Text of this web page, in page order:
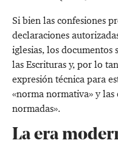
Si bien las confesiones
declaraciones
iglesias, los documentos
las Escrituras y, por lo
expresión técnica para
«norma normativa» y las
normadas».
La era